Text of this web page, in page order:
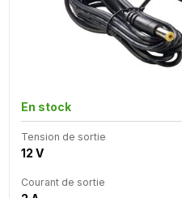
En stock
Tension de sortie
12 V
Courant de sortie